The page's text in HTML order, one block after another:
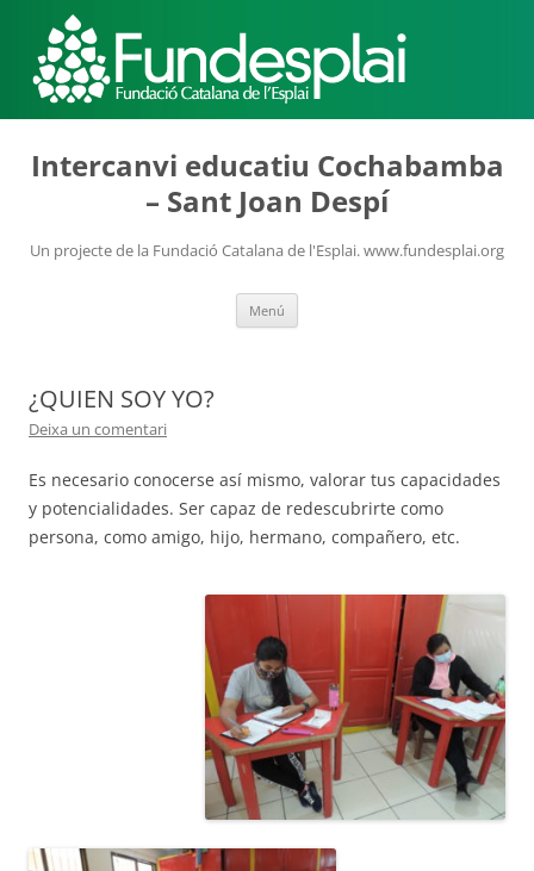
Intercanvi educatiu Cochabamba
– Sant Joan Despí
Un projecte de la Fundació Catalana de l'Esplai. www.fundesplai.org
Menú
¿QUIEN SOY YO?
Deixa un comentari
Es necesario conocerse así mismo, valorar tus capacidades
y potencialidades. Ser capaz de redescubrirte como
persona, como amigo, hijo, hermano, compañero, etc.
MÓN ESCOLAR
ALBERG CENTRE ESPLAI
CASES DE COLÒNIES
ACCIÓ SOCIAL I JOVES
ESPLAIS
SUPORT TERCER SECTOR